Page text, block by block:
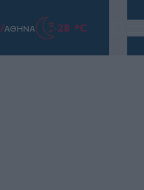
/ΑΘΗΝΑ 28 °C